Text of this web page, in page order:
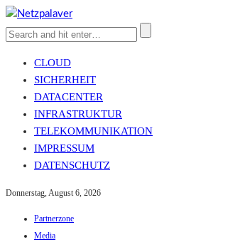
CLOUD
SICHERHEIT
DATACENTER
INFRASTRUKTUR
TELEKOMMUNIKATION
IMPRESSUM
DATENSCHUTZ
Donnerstag, August 6, 2026
Partnerzone
Media